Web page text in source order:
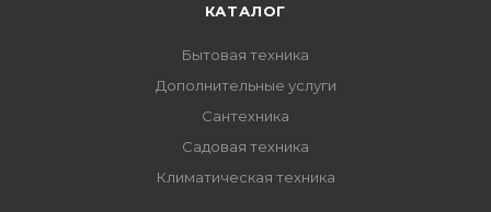
КАТАЛОГ
Бытовая техника
Дополнительные услуги
Сантехника
Садовая техника
Климатическая техника